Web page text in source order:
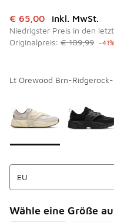
Dieser Artikel ist im
€ 65,00 inkl. MwSt.
Niedrigster Preis in den
Originalpreis: € 109,99 -41%
Lt Orewood Brn-
Wähle eine Größe